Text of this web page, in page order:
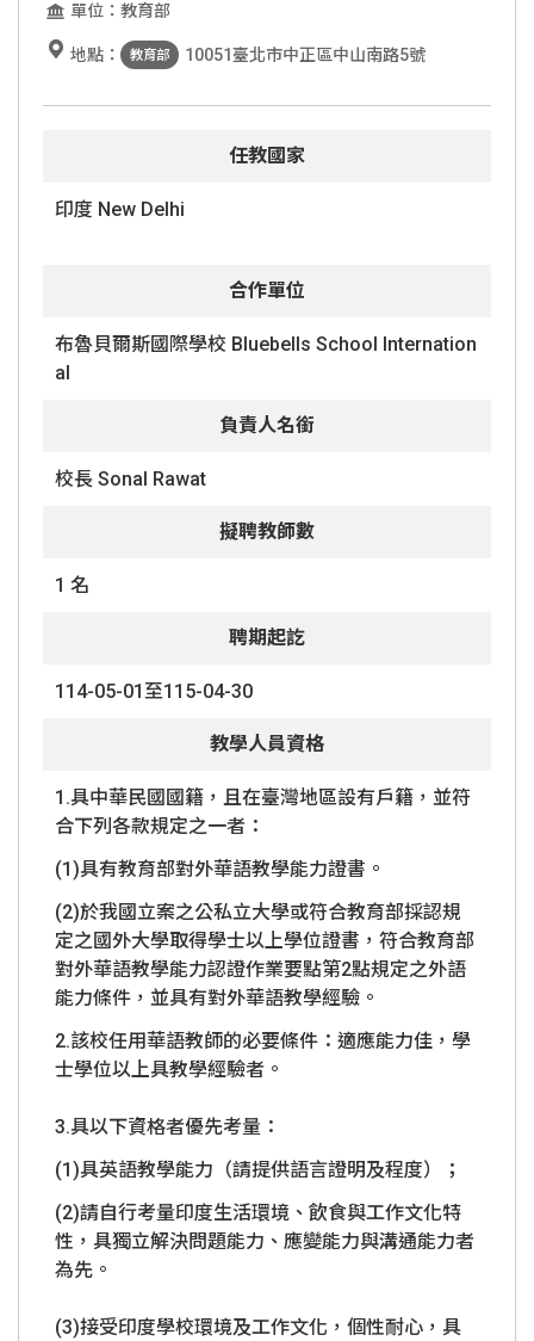
單位：教育部
地點： 教育部 10051臺北市中正區中山南路5號
任教國家
印度 New Delhi
合作單位
布魯貝爾斯國際學校 Bluebells School Internation
al
負責人名銜
校長 Sonal Rawat
擬聘教師數
1 名
聘期起訖
114-05-01至115-04-30
教學人員資格
1.具中華民國國籍，且在臺灣地區設有戶籍，並符
合下列各款規定之一者：
(1)具有教育部對外華語教學能力證書。
(2)於我國立案之公私立大學或符合教育部採認規
定之國外大學取得學士以上學位證書，符合教育部
對外華語教學能力認證作業要點第2點規定之外語
能力條件，並具有對外華語教學經驗。
2.該校任用華語教師的必要條件：適應能力佳，學
士學位以上具教學經驗者。
3.具以下資格者優先考量：
(1)具英語教學能力（請提供語言證明及程度）；
(2)請自行考量印度生活環境、飲食與工作文化特
性，具獨立解決問題能力、應變能力與溝通能力者
為先。
(3)接受印度學校環境及工作文化，個性耐心，具